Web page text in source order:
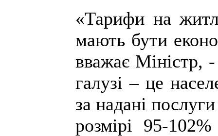
«Тарифи на
мають бути
вважає Міністр,
галузі – це
за надані
розмірі 95-